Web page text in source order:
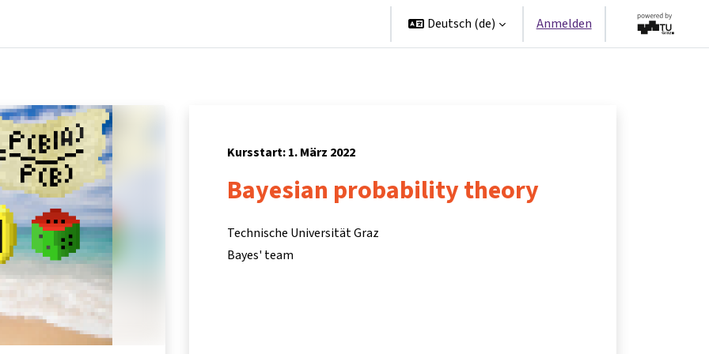
Deutsch ‎(de)‎ Anmelden
Kursstart: 1. März 2022
Bayesian probability theory
Technische Universität Graz
Bayes' team